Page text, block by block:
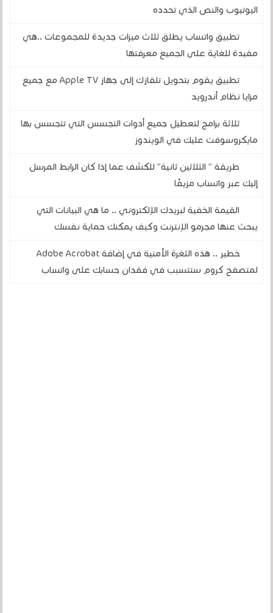
اليوتيوب والنص الذي تحدده
تطبيق واتساب يطلق ثلاث ميزات جديدة للمجموعات ..هي
مفيدة للغاية على الجميع معرفتها
تطبيق يقوم بتحويل تلفازك إلى جهاز Apple TV مع جميع
مزايا نظام أندرويد
ثلاثة برامج لتعطيل جميع أدوات التجسس التي تتجسس بها
مايكروسوفت عليك في الويندوز
طريقة " الثلاثين ثانية" للكشف عما إذا كان الرابط المرسل
إليك عبر واتساب مزيفًا
القيمة الخفية لبريدك الإلكتروني .. ما هي البيانات التي
يبحث عنها مجرمو الإنترنت وكيف يمكنك حماية نفسك
خطير .. هذه الثغرة الأمنية في إضافة Adobe Acrobat
لمتصفح كروم ستتسبب في فقدان حسابك على واتساب